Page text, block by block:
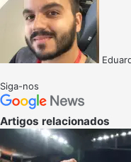
Siga-nos
Artigos relacionados